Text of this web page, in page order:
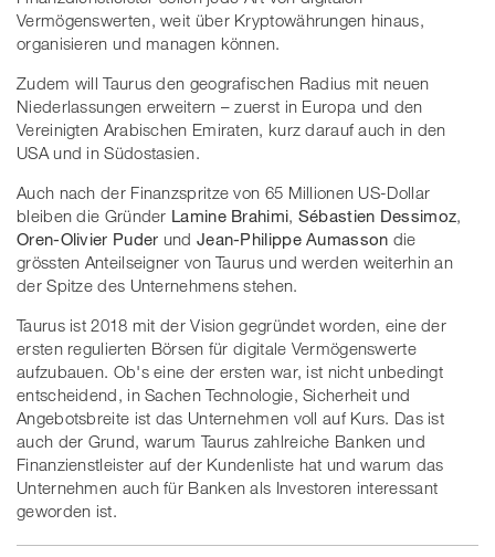
Vermögenswerten, weit über Kryptowährungen hinaus,
organisieren und managen können.
Zudem will Taurus den geografischen Radius mit neuen
Niederlassungen erweitern – zuerst in Europa und den
Vereinigten Arabischen Emiraten, kurz darauf auch in den
USA und in Südostasien.
Auch nach der Finanzspritze von 65 Millionen US-Dollar
bleiben die Gründer Lamine Brahimi Sébastien Dessimoz
Oren-Olivier Puder und Jean-Philippe Aumasson die
grössten Anteilseigner von Taurus und werden weiterhin an
der Spitze des Unternehmens stehen.
Taurus ist 2018 mit der Vision gegründet worden, eine der
ersten regulierten Börsen für digitale Vermögenswerte
aufzubauen. Ob's eine der ersten war, ist nicht unbedingt
entscheidend, in Sachen Technologie, Sicherheit und
Angebotsbreite ist das Unternehmen voll auf Kurs. Das ist
auch der Grund, warum Taurus zahlreiche Banken und
Finanzienstleister auf der Kundenliste hat und warum das
Unternehmen auch für Banken als Investoren interessant
geworden ist.